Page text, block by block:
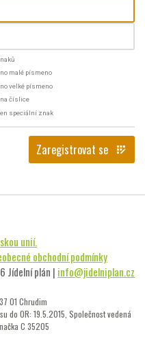
malé písmeno
velké písmeno
číslice
speciální znak
Zaregistrovat se app_registration
unií.
obchodní podmínky
Jídelní plán | info@jidelniplan.cz
01 Chrudim
do OR: 19.5.2015, Společnost vedená
C 35205